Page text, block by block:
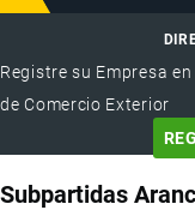
Registre su Empresa
de Comercio Exterior
Subpartidas